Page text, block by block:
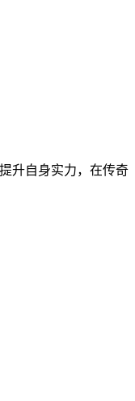
升自身实力，在传奇